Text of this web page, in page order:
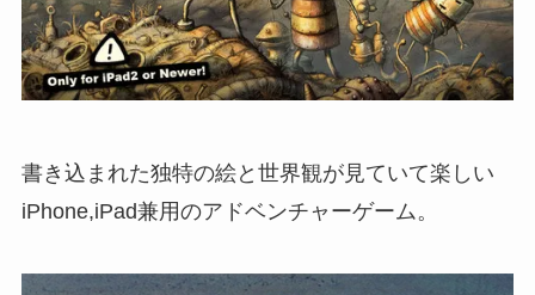
書き込まれた独特の絵と世界観が見ていて楽しい
iPhone,iPad兼用のアドベンチャーゲーム。